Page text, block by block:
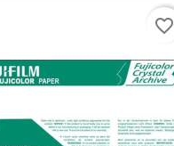
favorite_border